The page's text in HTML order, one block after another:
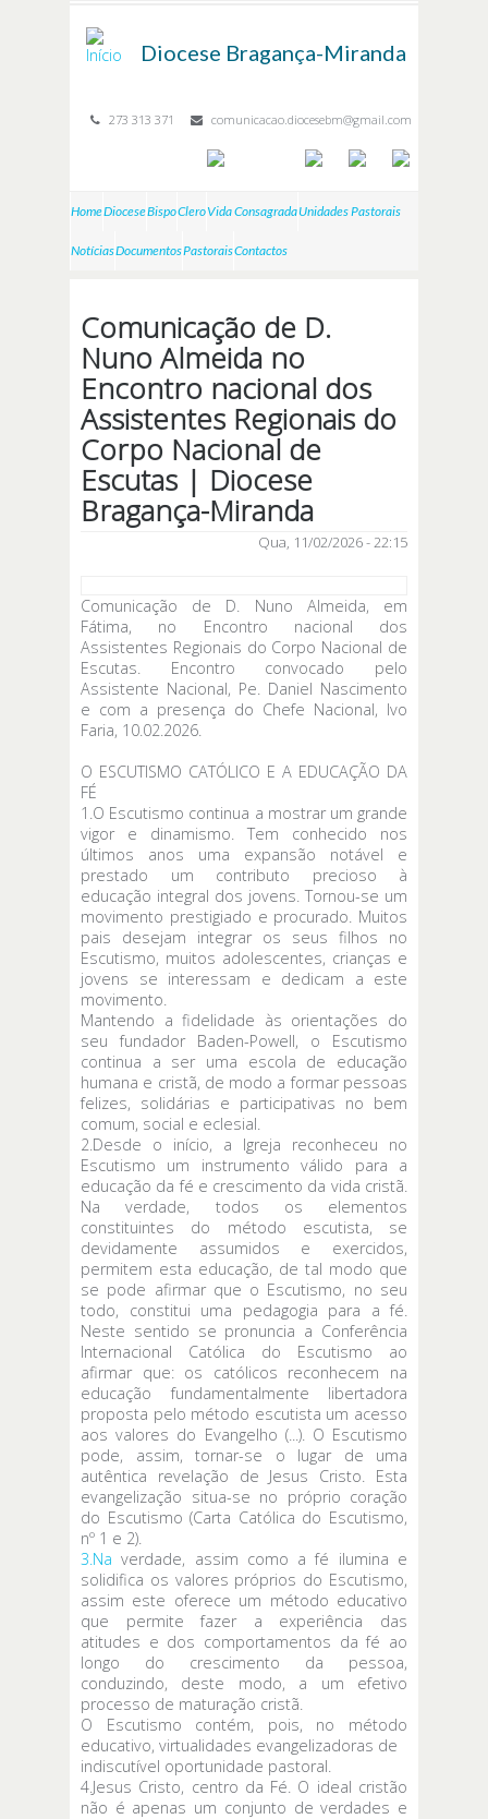
Diocese Bragança-Miranda
273 313 371 comunicacao.diocesebm@gmail.com
HomeDioceseBispoCleroVida ConsagradaUnidades Pastorais
NotíciasDocumentosPastoraisContactos
Comunicação de D.
Nuno Almeida no
Encontro nacional dos
Assistentes Regionais do
Corpo Nacional de
Escutas | Diocese
Bragança-Miranda
Qua, 11/02/2026 - 22:15
Comunicação de D. Nuno Almeida, em
Fátima, no Encontro nacional dos
Assistentes Regionais do Corpo Nacional de
Escutas. Encontro convocado pelo
Assistente Nacional, Pe. Daniel Nascimento
e com a presença do Chefe Nacional, Ivo
Faria, 10.02.2026.
O ESCUTISMO CATÓLICO E A EDUCAÇÃO DA
FÉ
1.O Escutismo continua a mostrar um grande
vigor e dinamismo. Tem conhecido nos
últimos anos uma expansão notável e
prestado um contributo precioso à
educação integral dos jovens. Tornou-se um
movimento prestigiado e procurado. Muitos
pais desejam integrar os seus filhos no
Escutismo, muitos adolescentes, crianças e
jovens se interessam e dedicam a este
movimento.
Mantendo a fidelidade às orientações do
seu fundador Baden-Powell, o Escutismo
continua a ser uma escola de educação
humana e cristã, de modo a formar pessoas
felizes, solidárias e participativas no bem
comum, social e eclesial.
2.Desde o início, a Igreja reconheceu no
Escutismo um instrumento válido para a
educação da fé e crescimento da vida cristã.
Na verdade, todos os elementos
constituintes do método escutista, se
devidamente assumidos e exercidos,
permitem esta educação, de tal modo que
se pode afirmar que o Escutismo, no seu
todo, constitui uma pedagogia para a fé.
Neste sentido se pronuncia a Conferência
Internacional Católica do Escutismo ao
afirmar que: os católicos reconhecem na
educação fundamentalmente libertadora
proposta pelo método escutista um acesso
aos valores do Evangelho (...). O Escutismo
pode, assim, tornar-se o lugar de uma
autêntica revelação de Jesus Cristo. Esta
evangelização situa-se no próprio coração
do Escutismo (Carta Católica do Escutismo,
nº 1 e 2).
3.Na verdade, assim como a fé ilumina e
solidifica os valores próprios do Escutismo,
assim este oferece um método educativo
que permite fazer a experiência das
atitudes e dos comportamentos da fé ao
longo do crescimento da pessoa,
conduzindo, deste modo, a um efetivo
processo de maturação cristã.
O Escutismo contém, pois, no método
educativo, virtualidades evangelizadoras de
indiscutível oportunidade pastoral.
4.Jesus Cristo, centro da Fé. O ideal cristão
não é apenas um conjunto de verdades e